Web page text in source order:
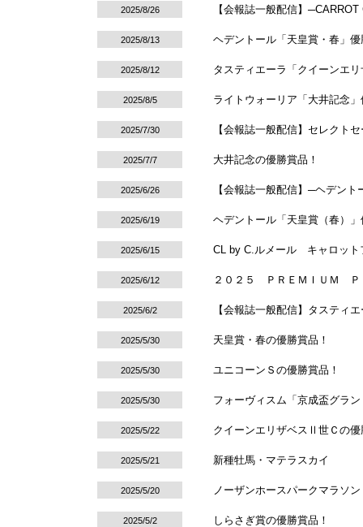
2025/8/26 【会報誌一般配信】
2025/8/13 ヘデントール「天皇賞・春」
2025/8/12 タスティエーラ「クイーンエ
2025/8/5 ライトウォーリア「大井記念
2025/7/30 【会報誌一般配信】セレクト
2025/7/7 大井記念の優勝賞品！
2025/6/26 【会報誌一般配信】─ヘデン
2025/6/19 ヘデントール「天皇賞（春）
2025/6/15 CL by C.ルメール キャロット
2025/6/12 ２０２５ ＰＲＥＭＩＵＭ
2025/6/2 【会報誌一般配信】タスティ
2025/5/30 天皇賞・春の優勝賞品！
2025/5/30 ユニコーンＳの優勝賞品！
2025/5/30 フォーヴィスム「京成盃グラ
2025/5/22 クイーンエリザベスⅡ世Ｃの優
2025/5/21 新種牡馬・マテラスカイ
2025/5/20 ノーザンホースパークマラソ
2025/5/2 しらさぎ賞の優勝賞品！